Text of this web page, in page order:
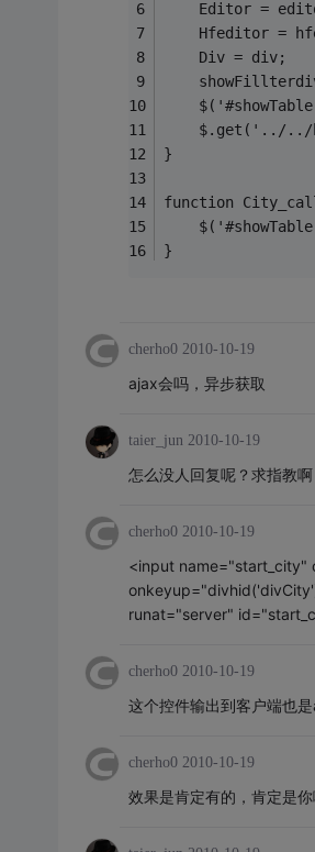
Editor =
Hfeditor =
    Div = div;
$.get('../
}
function
}
cherho0 2010-10-19
ajax会吗，异步获取
taier_jun 2010-10-19
怎么没人回复呢？求指教啊
cherho0 2010-10-19
<input
runat="server"
cherho0 2010-10-19
这个控件输出到客户端也
cherho0 2010-10-19
效果是肯定有的，肯定是